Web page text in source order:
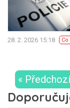
28. 2. 2026 15:18
« Předchozí